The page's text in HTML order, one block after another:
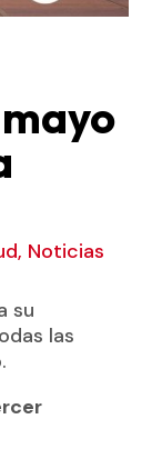
, Noticias
su
las